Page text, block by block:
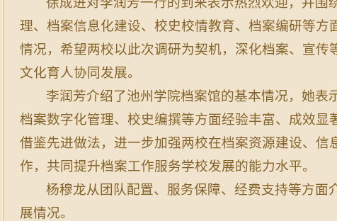
理、档案信息化建设、校史校情教育、档案编研等方
情况，希望两校以此次调研为契机，深化档案、宣传
文化育人协同发展。
李润芳介绍了池州学院档案馆的基本情况，她表
档案数字化管理、校史编撰等方面经验丰富、成效显
借鉴先进做法，进一步加强两校在档案资源建设、信
作，共同提升档案工作服务学校发展的能力水平。
杨穆龙从团队配置、服务保障、经费支持等方面
展情况。